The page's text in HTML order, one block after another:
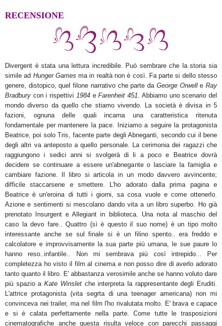
RECENSIONE
Divergent è stata una lettura incredibile. Può sembrare che la storia sia
simile ad Hunger Games ma in realtà non è così. Fa parte si dello stesso
genere, distopico, quel filone narrativo che parte da George OrwelleRay
Bradbury con i rispettivi 1984eFarenheit 451 . Abbiamo uno scenario del
mondo diverso da quello che stiamo vivendo. La società è divisa in 5
fazioni, ognuna delle quali incarna una caratteristica ritenuta
fondamentale per mantenere la pace. Iniziamo a seguire la protagonista
Beatrice, poi solo Tris, facente parte degli Abneganti, secondo cui il bene
degli altri va anteposto a quello personale. La cerimonia dei ragazzi che
raggiungono i sedici anni si svolgerà di li a poco e Beatrice dovrà
decidere se continuare a essere un'abnegante o lasciare la famiglia e
cambiare fazione. Il libro si articola in un modo davvero avvincente;
difficile staccarsene e smettere. L'ho adorato dalla prima pagina e
Beatrice è un'eroina di tutti i giorni, sa cosa vuole e come ottenerlo.
Azione e sentimenti si mescolano dando vita a un libro superbo. Ho già
prenotato Insurgent e Allegiant in biblioteca. Una nota al maschio del
caso la devo fare.. Quattro (sì è questo il suo nome) è un tipo molto
interessante anche se sul finale si è un filino spento.. era freddo e
calcolatore e improvvisamente la sua parte più umana, le sue paure lo
hanno reso..infantile.. Non mi sembrava più così intrepido... Per
completezza ho visto il film al cinema e non posso dire di averlo adorato
tanto quanto il libro. E' abbastanza verosimile anche se hanno voluto dare
più spazio aKate Winsletche interpreta la rappresentante degli Eruditi.
L'attrice protagonista (vita segrta di una teenager americana) non mi
convinceva nei trailer, ma nel film l'ho rivalutata molto. E' brava e capace
e si è calata perfettamente nella parte. Come tutte le trasposizioni
cinematografiche anche questa risulta veloce con parecchi passaggi